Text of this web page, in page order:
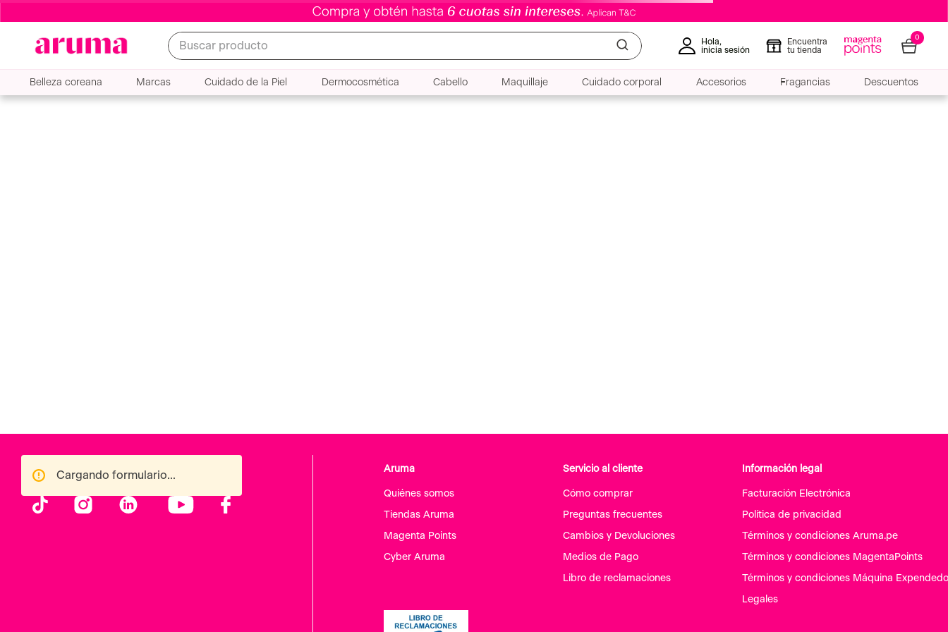
Buscar producto
Hola,
inicia sesión
Encuentra
tu tienda
0
Belleza coreana Marcas Cuidado de la Piel Dermocosmética Cabello Maquillaje Cuidado corporal Accesorios Fragancias Descuentos
Cargando formulario...
Aruma
Quiénes somos
Tiendas Aruma
Magenta Points
Cyber Aruma
Servicio al cliente
Cómo comprar
Preguntas frecuentes
Cambios y Devoluciones
Medios de Pago
Libro de reclamaciones
Información legal
Facturación Electrónica
Política de privacidad
Términos y condiciones Aruma.pe
Términos y condiciones MagentaPoints
Términos y condiciones Máquina
Legales